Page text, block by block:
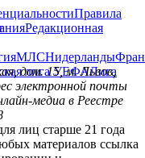
Правила
Редакционная
МЛСНидерланды
лига УЕФАЛига
дом. 15, м. Львов,
электронной почты
медиа в Реестре
лиц старше 21 года
материалов ссылка